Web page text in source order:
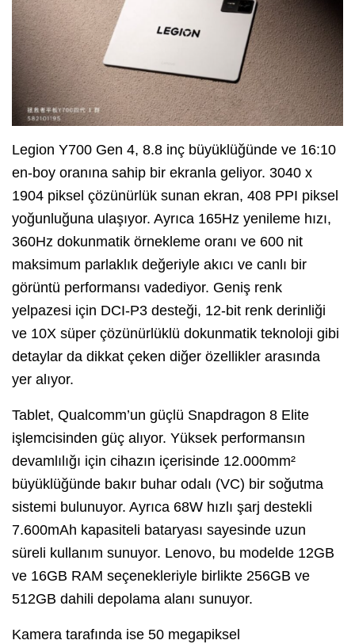
Legion Y700 Gen 4, 8.8 inç büyüklüğünde ve 16:10
en-boy oranına sahip bir ekranla geliyor. 3040 x
1904 piksel çözünürlük sunan ekran, 408 PPI piksel
yoğunluğuna ulaşıyor. Ayrıca 165Hz yenileme hızı,
360Hz dokunmatik örnekleme oranı ve 600 nit
maksimum parlaklık değeriyle akıcı ve canlı bir
görüntü performansı vadediyor. Geniş renk
yelpazesi için DCI-P3 desteği, 12-bit renk derinliği
ve 10X süper çözünürlüklü dokunmatik teknoloji gibi
detaylar da dikkat çeken diğer özellikler arasında
yer alıyor.
Tablet, Qualcomm’un güçlü Snapdragon 8 Elite
işlemcisinden güç alıyor. Yüksek performansın
devamlılığı için cihazın içerisinde 12.000mm²
büyüklüğünde bakır buhar odalı (VC) bir soğutma
sistemi bulunuyor. Ayrıca 68W hızlı şarj destekli
7.600mAh kapasiteli bataryası sayesinde uzun
süreli kullanım sunuyor. Lenovo, bu modelde 12GB
ve 16GB RAM seçenekleriyle birlikte 256GB ve
512GB dahili depolama alanı sunuyor.
Kamera tarafında ise 50 megapiksel